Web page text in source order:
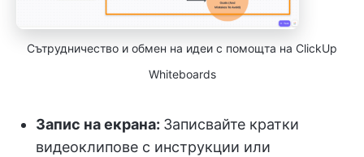
Сътрудничество и обмен на идеи с помощта на ClickUp
Whiteboards
Запис на екрана: Записвайте кратки
видеоклипове с инструкции или